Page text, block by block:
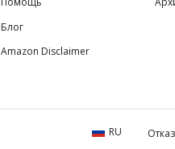
Блог
Amazon Disclaimer
RU